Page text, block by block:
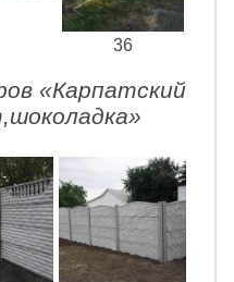
36
«Карпатский